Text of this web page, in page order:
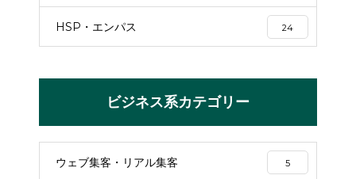
HSP・エンパス 24
ビジネス系カテゴリー
ウェブ集客・リアル集客 5